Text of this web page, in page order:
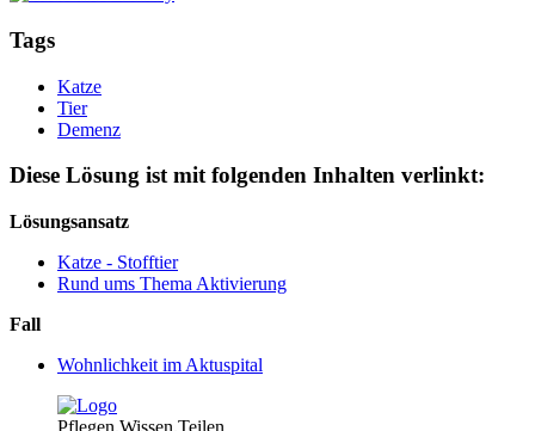
Tags
Katze
Tier
Demenz
Diese Lösung ist mit folgenden Inhalten verlinkt:
Lösungsansatz
Katze - Stofftier
Rund ums Thema Aktivierung
Fall
Wohnlichkeit im Aktuspital
Pflegen.Wissen.Teilen